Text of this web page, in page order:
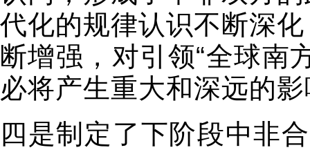
代化的规律认识不断深
断增强，对引领“全球南
必将产生重大和深远的
四是制定了下阶段中非